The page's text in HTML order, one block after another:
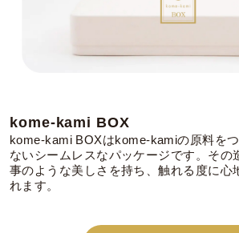
kome-kami BOX
kome-kami BOXはkome-kamiの原料を
ないシームレスなパッケージです。その
事のような美しさを持ち、触れる度に心
れます。